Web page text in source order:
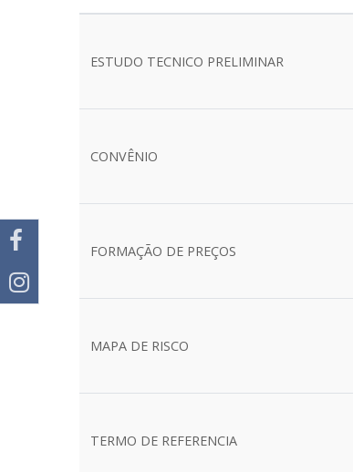
ESTUDO TECNICO PRELIMINAR
CONVÊNIO
FORMAÇÃO DE PREÇOS
MAPA DE RISCO
TERMO DE REFERENCIA